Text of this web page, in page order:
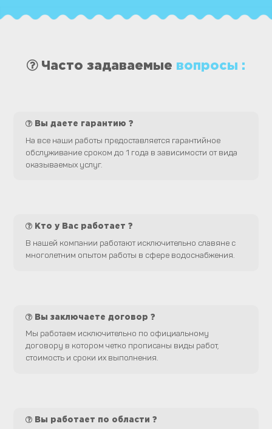
Часто задаваемые вопросы :
Вы даете гарантию ?
На все наши работы предоставляется гарантийное
обслуживание сроком до 1 года в зависимости от вида
оказываемых услуг.
Кто у Вас работает ?
В нашей компании работают исключительно славяне с
многолетним опытом работы в сфере водоснабжения.
Вы заключаете договор ?
Мы работаем исключительно по официальному
договору в котором четко прописаны виды работ,
стоимость и сроки их выполнения.
Вы работает по области ?